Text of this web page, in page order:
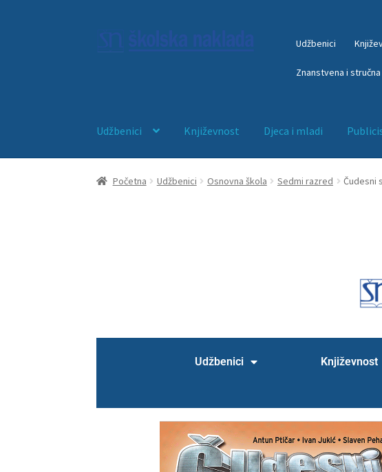
Udžbenici
Znanstvena i stručna
Udžbenici Književnost Djeca i mladi
Početna Anketni list djeca ducanEDUKACIJA Književnost
Početna orig
Početna Udžbenici Osnovna škola Sedmi razred Čudesni
Udžbenici Književnost